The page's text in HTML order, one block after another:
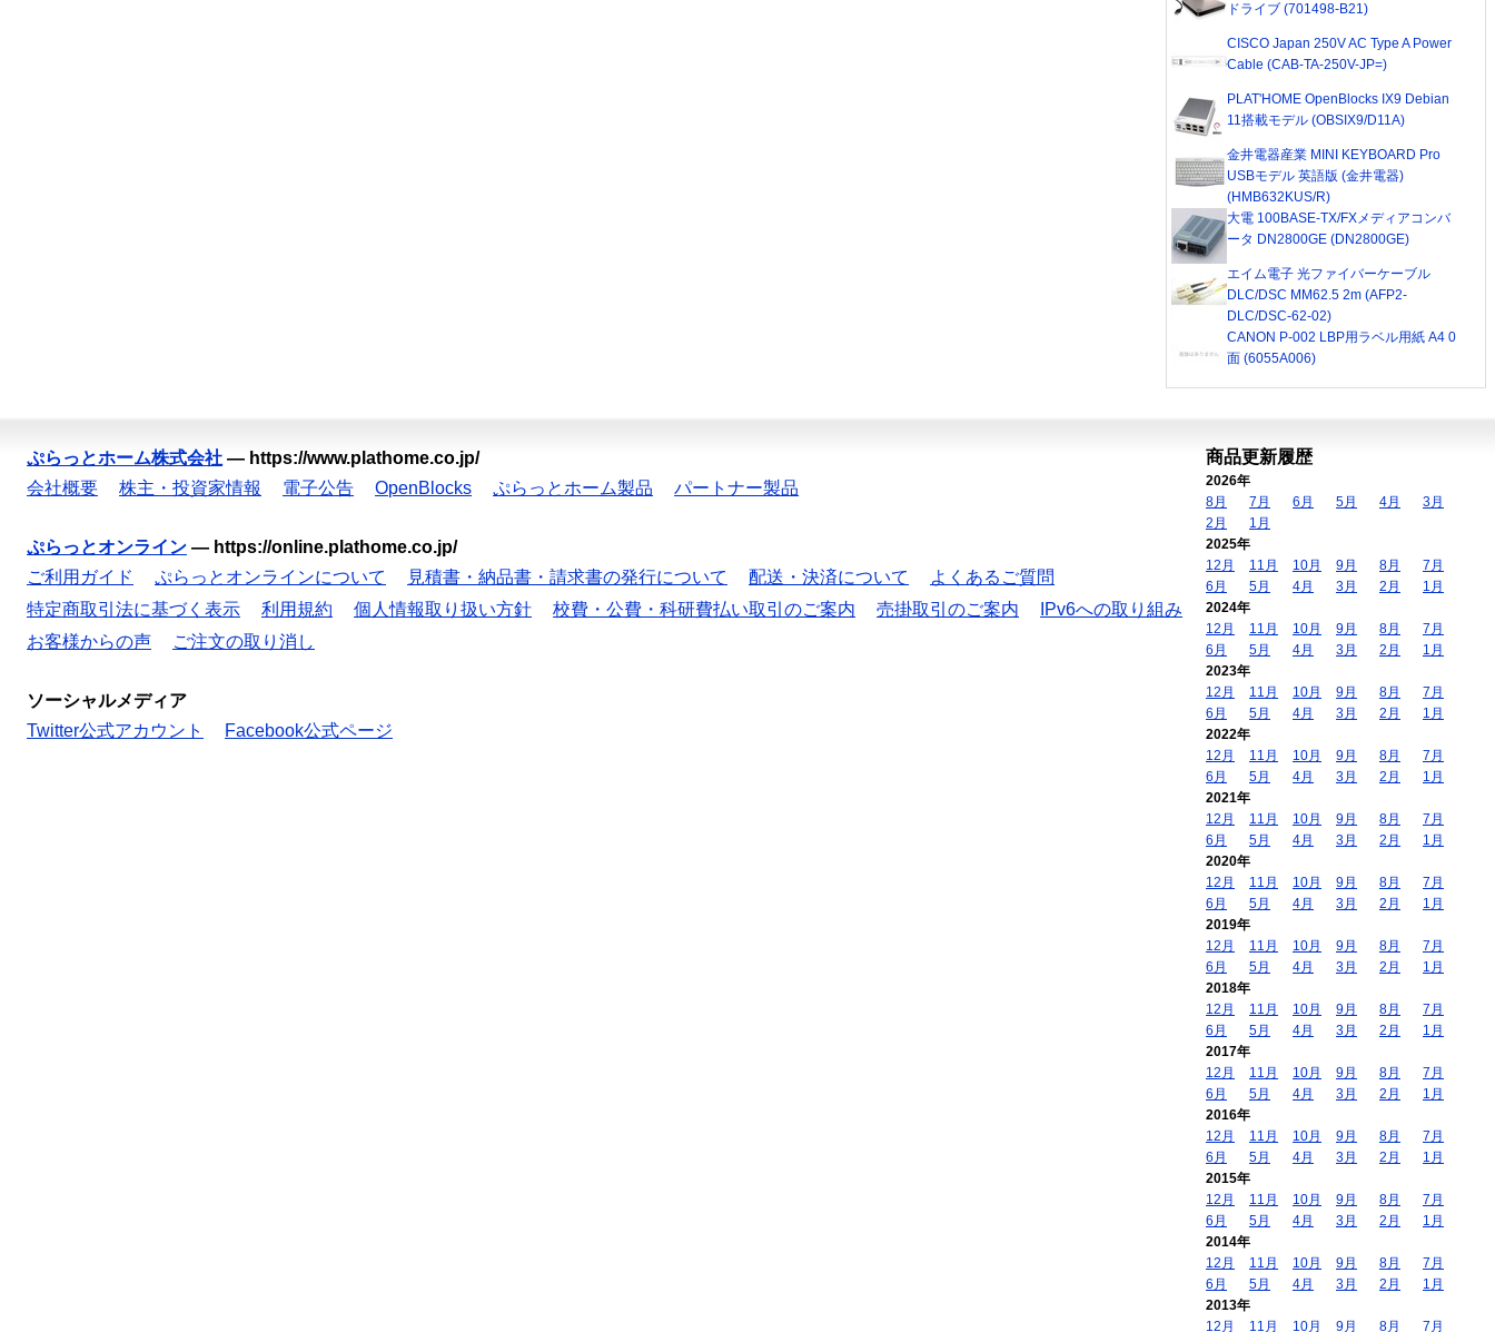
ドライブ (701498-B21)
CISCO Japan 250V AC Type A Power
Cable (CAB-TA-250V-JP=)
PLAT'HOME OpenBlocks IX9 Debian
11搭載モデル (OBSIX9/D11A)
金井電器産業 MINI KEYBOARD Pro
USBモデル 英語版 (金井電器)
(HMB632KUS/R)
大電 100BASE-TX/FXメディアコンバ
ータ DN2800GE (DN2800GE)
エイム電子 光ファイバーケーブル
DLC/DSC MM62.5 2m (AFP2-
DLC/DSC-62-02)
CANON P-002 LBP用ラベル用紙 A4 0
面 (6055A006)
ぷらっとホーム株式会社 — https://www.plathome.co.jp/
会社概要
株主・投資家情報 電子公告 OpenBlocks ぷらっとホーム製品 パートナー製品
ぷらっとオンライン — https://online.plathome.co.jp/
ご利用ガイド
ぷらっとオンラインについて 見積書・納品書・請求書の発行について 配送・決済について
よくあるご質問
特定商取引法に基づく表示
利用規約 個人情報取り扱い方針 校費・公費・科研費払い取引のご案内 売掛取引のご案内
IPv6への取り組み
お客様からの声
ご注文の取り消し
ソーシャルメディア
Twitter公式アカウント
Facebook公式ページ
商品更新履歴
2026年
8月
7月 6月 5月 4月
3月
2月
1月
2025年
12月
11月 10月 9月 8月
7月
6月
5月 4月 3月 2月
1月
2024年
12月
11月 10月 9月 8月
7月
6月
5月 4月 3月 2月
1月
2023年
12月
11月 10月 9月 8月
7月
6月
5月 4月 3月 2月
1月
2022年
12月
11月 10月 9月 8月
7月
6月
5月 4月 3月 2月
1月
2021年
12月
11月 10月 9月 8月
7月
6月
5月 4月 3月 2月
1月
2020年
12月
11月 10月 9月 8月
7月
6月
5月 4月 3月 2月
1月
2019年
12月
11月 10月 9月 8月
7月
6月
5月 4月 3月 2月
1月
2018年
12月
11月 10月 9月 8月
7月
6月
5月 4月 3月 2月
1月
2017年
12月
11月 10月 9月 8月
7月
6月
5月 4月 3月 2月
1月
2016年
12月
11月 10月 9月 8月
7月
6月
5月 4月 3月 2月
1月
2015年
12月
11月 10月 9月 8月
7月
6月
5月 4月 3月 2月
1月
2014年
12月
11月 10月 9月 8月
7月
6月
5月 4月 3月 2月
1月
2013年
12月
11月 10月 9月 8月 7月